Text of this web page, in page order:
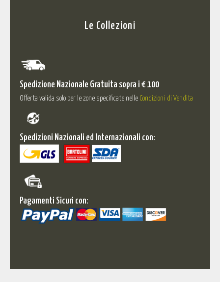
Le Collezioni
Spedizione Nazionale Gratuita sopra i € 100
Offerta valida solo per le zone specificate nelle Condizioni di Vendita
Spedizioni Nazionali ed Internazionali con:
Pagamenti Sicuri con: